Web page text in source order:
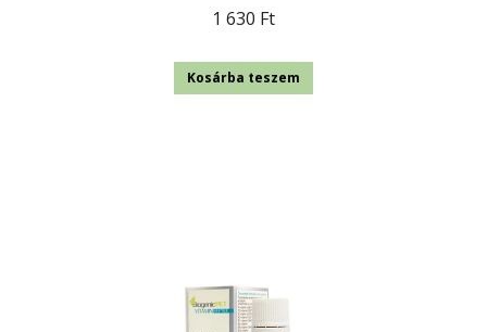
1 630 Ft
Kosárba teszem